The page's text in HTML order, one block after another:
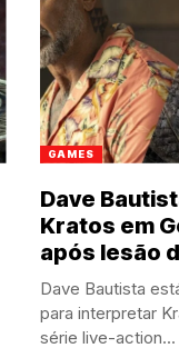
GAMES
Dave
Kratos em
após lesão
Dave Bautista
para interpretar
série live-action...